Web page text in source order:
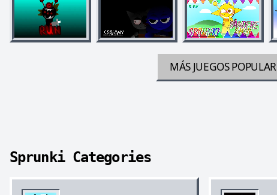
MÁS JUEGOSPOPULAR
Sprunki Categories